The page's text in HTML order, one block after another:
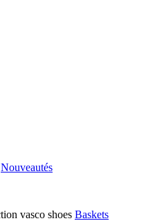
Nouveautés
Baskets